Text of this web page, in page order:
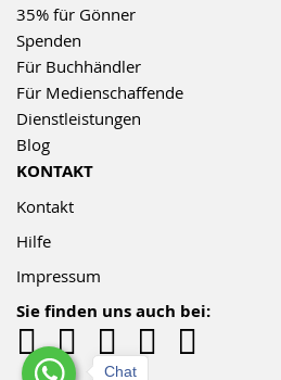
35% für Gönner
Spenden
Für Buchhändler
Für Medienschaffende
Dienstleistungen
Blog
KONTAKT
Kontakt
Hilfe
Impressum
Sie finden uns auch bei:
Chat